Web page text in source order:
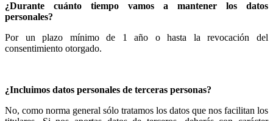
¿Durante cuánto tiempo vamos a mantener los datos
personales?
Por un plazo mínimo de 1 año o hasta la revocación del
consentimiento otorgado.
¿Incluimos datos personales de terceras personas?
No, como norma general sólo tratamos los datos que nos facilitan los